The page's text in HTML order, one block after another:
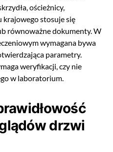
ościeżnicy,
krajowego stosuje się
równoważne dokumenty. W
wymagana bywa
parametry.
weryfikacji, czy nie
w laboratorium.
drzwi